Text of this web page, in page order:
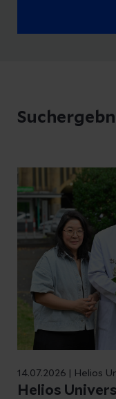
14.07.2026 | Helios
Helios